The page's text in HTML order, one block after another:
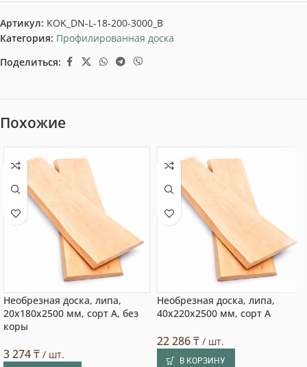
Артикул: KOK_DN-L-18-200-3000_B
Категория: Профилированная доска
Поделиться:
Похожие
Необрезная доска, липа,
20x180x2500 мм, сорт A, без
коры
3 274₸ / шт.
Необрезная доска, липа,
40x220x2500 мм, сорт A
22 286₸ / шт.
В КОРЗИНУ